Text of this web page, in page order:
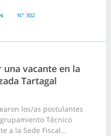
N° 302
vacante en la
Tartagal
los/as postulantes
Técnico
a la Sede Fiscal...